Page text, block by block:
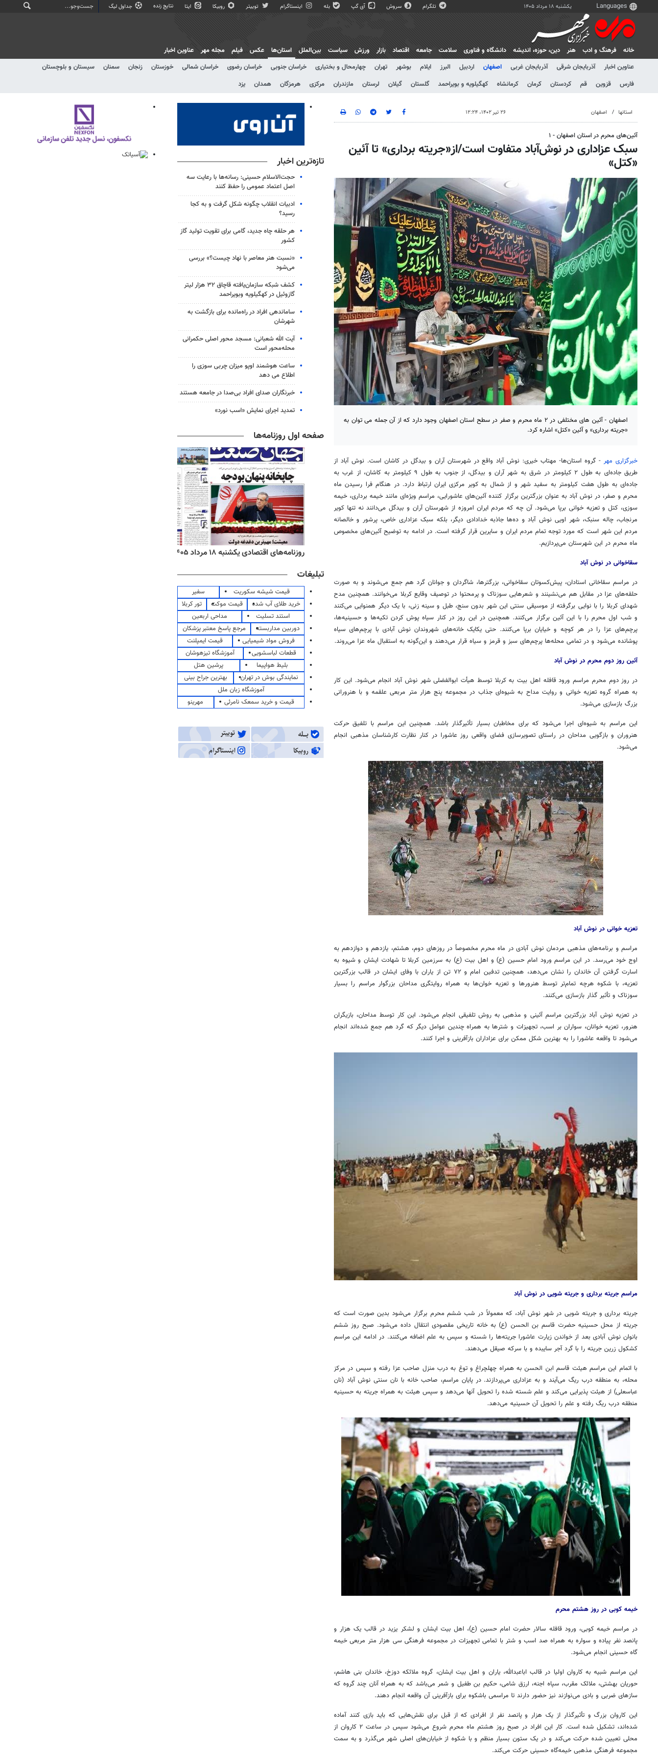
یکشنبه ۱۸ مرداد ۱۴۰۵ تلگرام سروش آی گپ بله اینستاگرام توییتر روبیکا ایتا نتایج زنده جداول لیگ
خانه فرهنگ و ادب هنر دين، حوزه، انديشه دانشگاه و فناوری سلامت جامعه اقتصاد بازار ورزش سیاست بین‌الملل
استان‌ها
عناوین اخبار
آذربایجان شرقی آذربایجان غربی اصفهان اردبیل البرز ایلام بوشهر تهران چهارمحال و بختیاری خراسان جنوبی خراسان رضوی خراسان شمالی خوزستان زنجان سمنان
سیستان و بلوچستان
فارس
قزوین قم کردستان کرمان کرمانشاه کهگیلویه و بویراحمد گلستان گیلان لرستان مازندران مرکزی هرمزگان همدان یزد
عکس فیلم مجله مهر عناوین اخبار
استانها اصفهان ۲۶ تیر ۱۴۰۲، ۱۲:۲۴
آئین‌های محرم در استان اصفهان - ۱
سبک عزاداری در نوش‌آباد متفاوت است/از«جریته برداری» تا آئین
«کتل»
اصفهان - آئین های مختلفی در ۲ ماه محرم و صفر در سطح استان اصفهان وجود دارد که از آن جمله می توان به
«جریته برداری» و آئین «کتل» اشاره کرد.
خبرگزاری مهر- گروه استان‌ها- مهتاب خیری: نوش آباد واقع در شهرستانآران و بیدگل در کاشان است. نوش آباد از
طریق جاده‌ای به طول ۲ کیلومتر در شرق به شهر
آران
و بیدگل، از جنوب به طول ۹ کیلومتر به کاشان، از غرب به
جاده‌ای به طول هفت کیلومتر به سفید شهر و از شمال به کویر مرکزی ایران ارتباط دارد. در هنگام فرا رسیدن ماه
محرم و صفر، در نوش آباد به عنوان بزرگترین برگزار کننده آئین‌های عاشورایی، مراسم ویژه‌ای مانند خیمه برداری، خیمه
سوزی، کتلو تعزیه خوانی برپا می‌شود. آن چه که مردم ایران امروزه از شهرستانآران و بیدگل می‌دانند نه تنها کویر
مرنجاب، چاله سنبک، شهر اویینوش آباد و ده‌ها جاذبه خدادادی دیگر، بلکه سبک عزاداری خاص، پرشور و خالصانه
مردم این شهر است که مورد توجه تمام مردم ایران و سایرین قرار گرفته است. در ادامه به توضیح آئین‌های مخصوص
ماه محرم در این شهرستان می‌پردازیم.
سقاخوانی در نوش آباد
در مراسم سقاخانیاستادان، پیش‌کسوتان سقاخوانی، بزرگترها، شاگردان و جوانان گرد هم جمع می‌شوند و به صورت
حلقه‌های عزا در مقابل هم می‌نشینند و شعرهایی سوزناک و پرمحتوا در توصیف وقایع کربلا می‌خوانند. همچنین مدح
شهدای کربلا را با نوایی برگرفته از موسیقی سنتی این شهر بدون سنج، طبل و سینه زنی، با یک دیگر همنوایی می‌کنند
و شب اول محرم را با این آئین برگزار می‌کنند. همچنین در این روز در کنار سیاه پوش کردن تکیه‌ها و حسینیه‌ها،
پرچم‌های عزا را در هر کوچه و خیایان برپا می‌کنند. حتی یکایک خانه‌های شهروندان نوش آبادی با پرچم‌های سیاه
پوشانده می‌شود و در تمامی محله‌ها پرچم‌های سبز و قرمز و سیاه قرار می‌دهند و این‌گونه به استقبال ماه عزا می‌روند.
آئین روز دوم محرم در نوش آباد
در روز دوم محرم مراسم ورود قافله اهل بیت به کربلا توسط هیأت ابوالفضلی شهر نوش آباد انجام می‌شود. این کار
به همراه گروه تعزیه خوانی و روایت مداح به شیوه‌ای جذاب در مجموعه پنج هزار متر مربعی علقمهو با هنرورانی
بزرگ بازسازی می‌شود.
این مراسم به شیوه‌ای اجرا می‌شود که برای مخاطبان بسیار تأثیرگذار باشد. همچنین این مراسم با تلفیق حرکت
هنروران و بازگویی مداحان در راستای تصویرسازی فضای واقعی روز عاشورا در کنار نظارت کارشناسان مذهبی انجام
می‌شود.
تعزیه خوانی در نوش آباد
مراسم و برنامه‌های مذهبی مردمان نوش آبادی در ماه محرم مخصوصاً در روزهای دوم، هشتم، یازدهم و دوازدهم به
اوج خود می‌رسد. در این مراسم ورود امام حسین (ع) و اهل بیت (ع) به سرزمین کربلا تا شهادت ایشان و شیوه به
اسارت گرفتن آن خاندان را نشان می‌دهد، همچنین تدفین امام و ۷۲ تن از یاران با وفای ایشان در قالب بزرگترین
تعزیه، با شکوه هرچه تمام‌تر توسط هنرورها و تعزیه خوان‌ها به همراه روایتگری مداحان بزرگوار مراسم را بسیار
سوزناک و تأثیر گذار بازسازی می‌کنند.
در تعزیه نوش آباد بزرگترین مراسم آئینی و مذهبی به روش تلفیقی انجام می‌شود. این کار توسط مداحان، بازیگران
هنرور، تعزیه خوانان، سواران بر اسب، تجهیزات و شترها به همراه چندین عوامل دیگر که گرد هم جمع شده‌اند انجام
می‌شود تا واقعه عاشورا را به بهترین شکل ممکن برای عزاداران بازآفرینی و اجرا کنند.
مراسم جریته برداری و جریته شویی در نوش آباد
جریتهبرداری وجریته شوییدر شهر نوش آباد، که معمولاً در شب ششم محرم برگزار می‌شود بدین صورت است که
جریته از محل حسینیه حضرت قاسم بن الحسن (ع) به خانه تاریخی مقصودی انتقال داده می‌شود. صبح روز ششم
بانوان نوش آبادی بعد از خواندن زیارت عاشورا جریته‌ها را شسته و سپس به علم اضافه می‌کنند. در ادامه این مراسم
کشکول زرین جریته را با گرد آجر سایبده و با سرکه صیقل می‌دهند.
با اتمام این مراسم هیئت قاسم ابن الحسن به همراه چهلچراغ وتوغ به درب منزل صاحب عزا رفته و سپس در مرکز
محله، به منطقه درب ریگ می‌آیند و به عزاداری می‌پردازند. در پایان مراسم، صاحب خانه با نان سنتی نوش آباد (نان
عباسعلی) از هیئت پذیرایی می‌کند و علم شسته شده را تحویل آنها می‌دهد و سپس هیئت به همراه جریتهبه حسینیه
منطقه درب ریگ رفته و علم را تحویل آن حسینیه می‌دهد.
خیمه کوبی در روز هشتم محرم
در مراسم خیمهکوبی، ورود قافله سالار حضرت امام حسین (ع)، اهل بیت ایشان و لشکر یزید در قالب یک هزار و
پانصد نفر پیاده و سواره به همراه صد اسب و شتر با تمامی تجهیزات در مجموعه فرهنگی سی هزار متر مربعی خیمه
گاه حسینی انجام می‌شود.
این مراسم شبیه به کاروان اولیا در قالب اباعبدالله، یاران و اهل بیت ایشان، گروه ملائکه دوزخ، خاندان بنیهاشم،
حوریان بهشتی، ملائک مقرب، سپاه اجنه، ارزق شامی، حکیم بنطفیل و شمر می‌باشد که به همراه آنان چند گروه که
سازهای ضربی و بادی می‌نوازند نیز حضور دارند تا مراسمی باشکوه برای بازآفرینی آن واقعه انجام دهند.
این کاروان بزرگ و تأثیرگذار از یک هزار و پانصد نفر از افرادی که از قبل برای نقش‌هایی که باید بازی کنند آماده
شده‌اند، تشکیل شده است. کار این افراد در صبح روز هشتم ماه محرم شروع می‌شود سپس در ساعت ۲ کاروان از
محلی تعیین شده حرکت می‌کند و در یک ستون بسیار منظم و با شکوه از خیابان‌های اصلی شهر می‌گذرد و به سمت
مجموعه فرهنگی مذهبی خیمه‌گاه حسینی حرکت می‌کند.
تازه‌ترین اخبار
حجت‌الاسلام حسینی: رسانه‌ها با رعایت سه
اصل اعتماد عمومی را حفظ کنند
ادبیات انقلاب چگونه شکل گرفت و به کجا
رسید؟
هر حلقه چاه جدید، گامی برای تقویت تولید گاز
کشور
«نسبت هنر معاصر با نهاد چیست؟» بررسی
می‌شود
کشف شبکه سازمان‌یافته قاچاق ۳۲ هزار لیتر
گازوئیل در کهگیلویه وبویراحمد
ساماندهی افراد در راه‌مانده برای بازگشت به
شهرشان
آیت الله شعبانی: مسجد محور اصلی حکمرانی
محله‌محور است
ساعت هوشمند اوپو میزان چربی سوزی را
اطلاع می دهد
خبرنگاران صدای افراد بی‌صدا در جامعه هستند
تمدید اجرای نمایش «اسب نورد»
صفحه اول روزنامه‌ها
روزنامه‌های اقتصادی یکشنبه ۱۸ مرداد ۱۴۰۵
تبلیغات
قیمت شیشه سکوریت
سفیر
خرید طلای آب شده
قیمت موکت
تور کربلا
استند تسلیت
مداحی اربعین
دوربین مداربسته
مرجع پاسخ معتبر پزشکان
فروش مواد شیمیایی
قیمت ایمپلنت
قطعات لباسشویی
آموزشگاه تیزهوشان
بلیط هواپیما
پرشین هتل
نمایندگی بوش در تهران
بهترین جراح بینی
آموزشگاه زبان ملل
قیمت و خرید سمعک نامرئی
مهرینو